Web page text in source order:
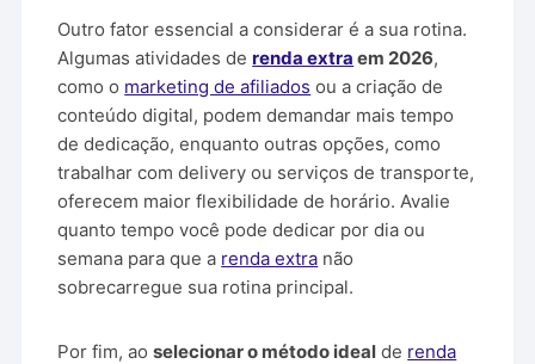
Outro fator essencial a considerar é a sua rotina.
Algumas atividades derenda extra em 2026,
como o marketing de afiliados ou a criação de
conteúdo digital, podem demandar mais tempo
de dedicação, enquanto outras opções, como
trabalhar com delivery ou serviços de transporte,
oferecem maior flexibilidade de horário. Avalie
quanto tempo você pode dedicar por dia ou
semana para que a renda extra não
sobrecarregue sua rotina principal.
Por fim, aoselecionar o método ideal de renda